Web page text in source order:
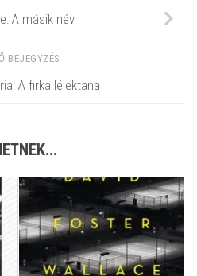
A másik név
BEJEGYZÉS
A firka lélektana